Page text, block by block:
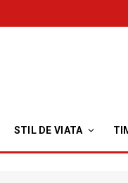
STIL DE VIATA